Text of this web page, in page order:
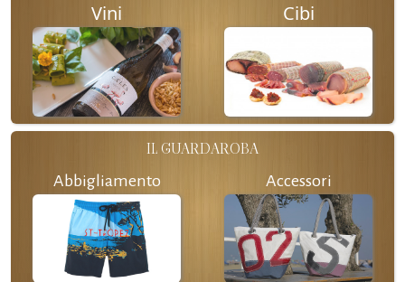
Vini Cibi
IL GUARDAROBA
Abbigliamento Accessori